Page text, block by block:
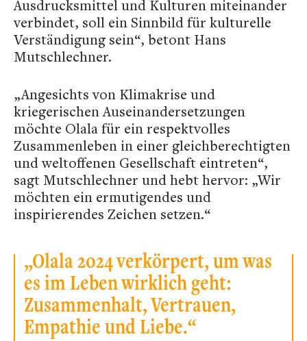
Ausdrucksmittel und Kulturen miteinander
verbindet, soll ein Sinnbild für kulturelle
Verständigung sein“, betont Hans
Mutschlechner.
„Angesichts von Klimakrise und
kriegerischen Auseinandersetzungen
möchte Olala für ein respektvolles
Zusammenleben in einer gleichberechtigten
und weltoffenen Gesellschaft eintreten“,
sagt Mutschlechner und hebt hervor: „Wir
möchten ein ermutigendes und
inspirierendes Zeichen setzen.“
„Olala 2024 verkörpert, um was
es im Leben wirklich geht:
Zusammenhalt, Vertrauen,
Empathie und Liebe.“